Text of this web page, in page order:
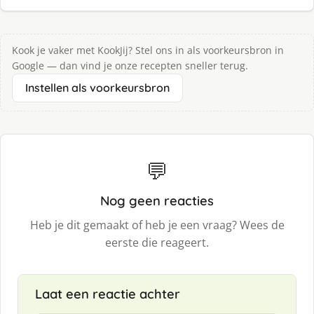
Kook je vaker met KookJij? Stel ons in als voorkeursbron in
Google — dan vind je onze recepten sneller terug.
Instellen als voorkeursbron
💬
Nog geen reacties
Heb je dit gemaakt of heb je een vraag? Wees de
eerste die reageert.
Laat een reactie achter